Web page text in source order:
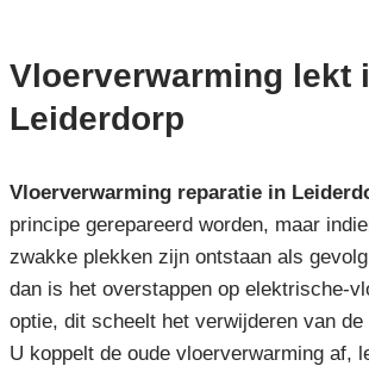
Vloerverwarming lekt
Leiderdorp
Vloerverwarming reparatie in
principe gerepareerd worden, maar
zwakke plekken zijn ontstaan als
dan is het overstappen op elektrische-
optie, dit scheelt het verwijderen van de
U koppelt de oude vloerverwarming af,